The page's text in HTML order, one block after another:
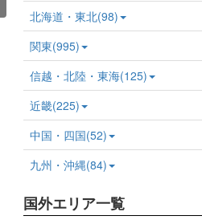
北海道・東北(98)
関東(995)
信越・北陸・東海(125)
近畿(225)
中国・四国(52)
九州・沖縄(84)
国外エリア一覧